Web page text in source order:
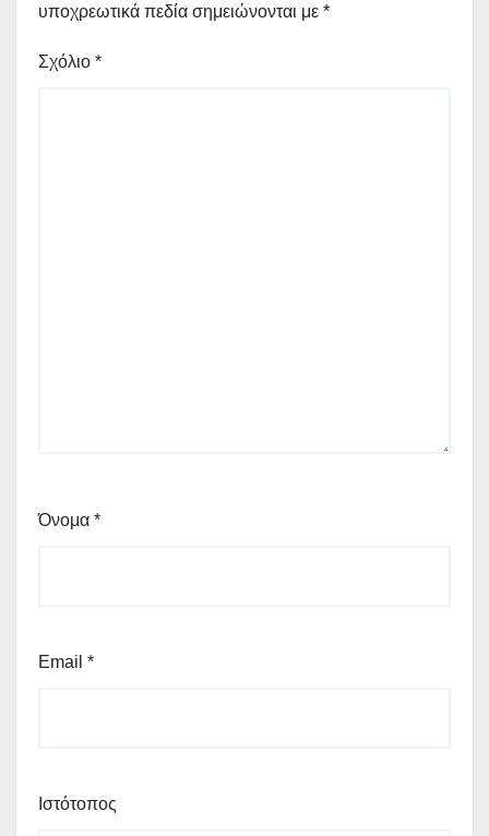
υποχρεωτικά πεδία σημειώνονται με *
Σχόλιο *
Όνομα *
Email *
Ιστότοπος